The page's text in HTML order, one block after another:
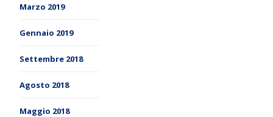
Marzo 2019
Gennaio 2019
Settembre 2018
Agosto 2018
Maggio 2018